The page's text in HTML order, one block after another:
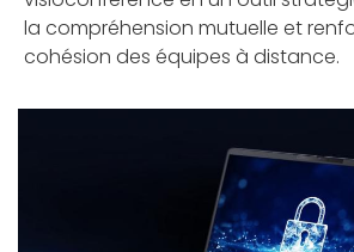
la compréhension mutuelle et
cohésion des équipes à distance.